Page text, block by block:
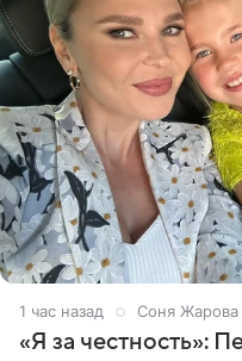
1 час назад Соня Жарова
«Я за честность»: